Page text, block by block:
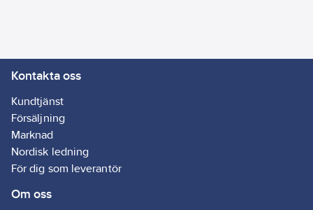
boostläge,
konstantflöde,
vädringsfunktion m m.
Inbyggd allpolig
brytare.
Temperaturområde: +5
V AC 50-60 Hz. Klass II
Kontakta oss
Kundtjänst
Försäljning
Marknad
Nordisk ledning
För dig som leverantör
Om oss